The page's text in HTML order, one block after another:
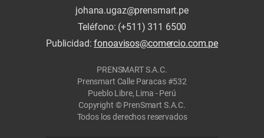
johana.ugaz@prensmart.pe
Teléfono: (+511) 311 6500
Publicidad:fonoavisos@comercio.com.pe
PRENSMART S.A.C.
Prensmart Calle Paracas #532
Pueblo Libre, Lima - Perú
Copyright © PrenSmart S.A.C.
Todos los derechos reservados